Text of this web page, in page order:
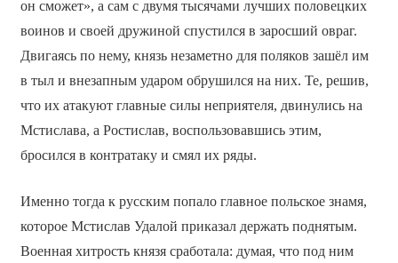
он сможет», а сам с двумя тысячами лучших половецких
воинов и своей дружиной спустился в заросший овраг.
Двигаясь по нему, князь незаметно для поляков зашёл им
в тыл и внезапным ударом обрушился на них. Те, решив,
что их атакуют главные силы неприятеля, двинулись на
Мстислава, а Ростислав, воспользовавшись этим,
бросился в контратаку и смял их ряды.
Именно тогда к русским попало главное польское знамя,
которое Мстислав Удалой приказал держать поднятым.
Военная хитрость князя сработала: думая, что под ним